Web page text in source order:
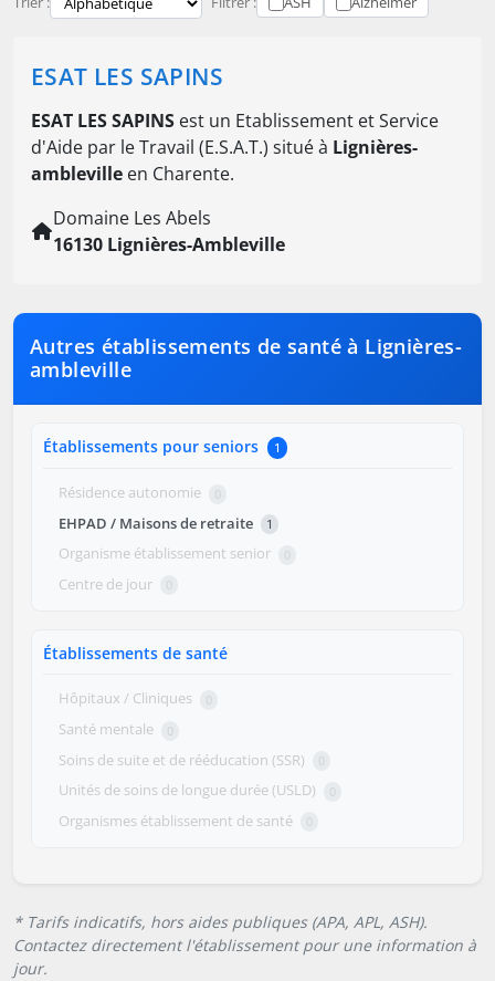
ESAT LES SAPINS
ESAT LES SAPINS est un Etablissement et Service
d'Aide par le Travail (E.S.A.T.) situé à Lignières-
ambleville en Charente.
Domaine Les Abels
16130 Lignières-Ambleville
Autres établissements de santé à Lignières-
ambleville
Établissements pour seniors 1
Résidence autonomie 0
EHPAD / Maisons de retraite 1
Organisme établissement senior 0
Centre de jour 0
Établissements de santé
Hôpitaux / Cliniques 0
Santé mentale 0
Soins de suite et de rééducation (SSR) 0
Unités de soins de longue durée (USLD) 0
Organismes établissement de santé 0
* Tarifs indicatifs, hors aides publiques (APA, APL, ASH).
Contactez directement l'établissement pour une information à
jour.